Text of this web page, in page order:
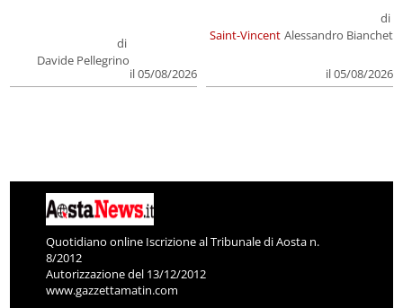
di
Davide Pellegrino
il 05/08/2026
Saint-Vincent
di
Alessandro Bianchet
il 05/08/2026
Quotidiano online Iscrizione al Tribunale di Aosta n.
8/2012
Autorizzazione del 13/12/2012
www.gazzettamatin.com